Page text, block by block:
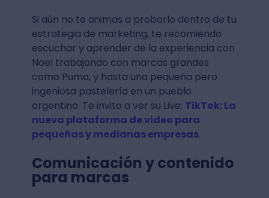
Si aún no te animas a probarlo dentro de tu
estrategia de marketing, te recomiendo
escuchar y aprender de la experiencia con
Noel trabajando con marcas grandes
como Puma, y hasta una pequeña pero
ingeniosa pastelería en un pueblo
argentino. Te invito a ver su Live: TikTok: La
nueva plataforma de video para
pequeñas y medianas empresas.
Comunicación y contenido
para marcas